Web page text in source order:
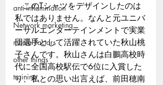
anti-inflammation
Network marketing
mental factors
other things
training
このTシャツをデザインしたのは
私ではありません。なんと元ユニバ
ーサルエンターテインメントで実業
団選手として活躍されていた秋山桃
子さんです。秋山さんは白鵬高校時
代に全国高校駅伝で6位に入賞した
り、私との思い出言えば、前田穂南